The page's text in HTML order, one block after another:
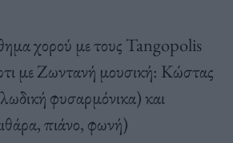
χορού με τους Tangopolis
με Ζωντανή μουσική: Κώστας
φυσαρμόνικα) και
πιάνο, φωνή)